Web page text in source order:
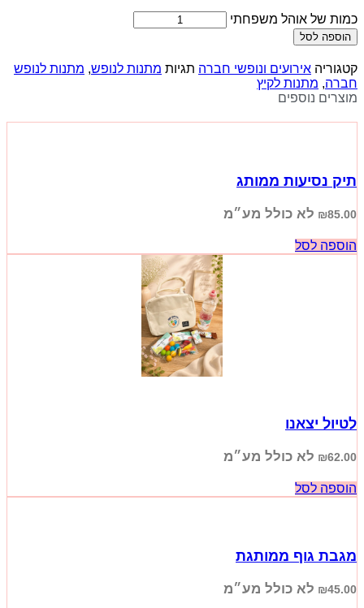
כמות של אוהל משפחתי
הוספה לסל
קטגוריה אירועים ונופשי חברה תגיות מתנות לנופש, מתנות לנופש
חברה, מתנות לקיץ
מוצרים נוספים
תיק נסיעות ממותג
₪85.00 לא כולל מע״מ
הוספה לסל
לטיול יצאנו
₪62.00 לא כולל מע״מ
הוספה לסל
מגבת גוף ממותגת
₪45.00 לא כולל מע״מ